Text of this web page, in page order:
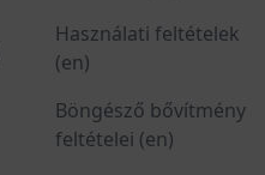
Használati feltételek
(en)
Böngésző bővítmény
feltételei (en)